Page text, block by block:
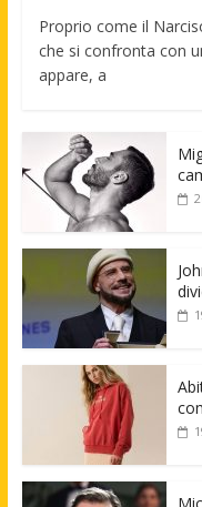
Proprio come il
che si confronta con
appare, a